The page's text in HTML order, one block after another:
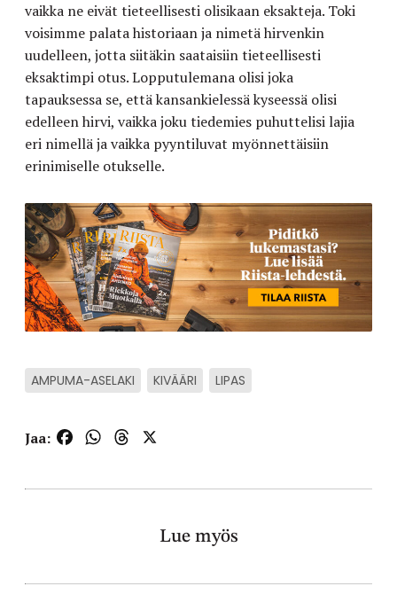
vaikka ne eivät tieteellisesti olisikaan eksakteja. Toki
voisimme palata historiaan ja nimetä hirvenkin
uudelleen, jotta siitäkin saataisiin tieteellisesti
eksaktimpi otus. Lopputulemana olisi joka
tapauksessa se, että kansankielessä kyseessä olisi
edelleen hirvi, vaikka joku tiedemies puhuttelisi lajia
eri nimellä ja vaikka pyyntiluvat myönnettäisiin
erinimiselle otukselle.
AMPUMA-ASELAKI KIVÄÄRI LIPAS
Jaa: FacebookWhatsApp
Threads
Lue myös